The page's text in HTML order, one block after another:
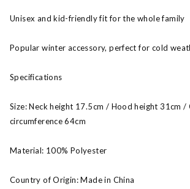
Unisex and kid-friendly fit for the whole family
Popular winter accessory, perfect for cold
Specifications
Size: Neck height 17.5cm / Hood height 31cm /
circumference 64cm
Material: 100% Polyester
Country of Origin: Made in China